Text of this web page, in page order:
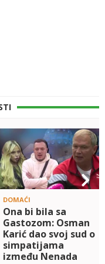
DOMAĆI
Ona bi bila sa
Gastozom: Osman
Karić dao svoj sud o
simpatijama
između Nenada